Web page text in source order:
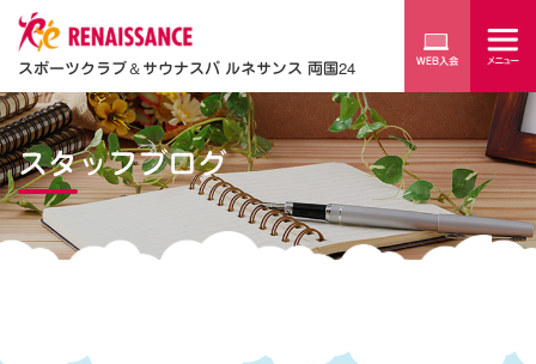
スポーツクラブ＆サウナスパ ルネサンス 両国24
スタッフブログ